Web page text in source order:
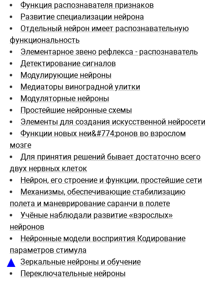
Функция распознавателя признаков
Развитие специализации нейрона
Отдельный нейрон имеет распознавательную
функциональность
Элементарное звено рефлекса - распознаватель
Детектирование сигналов
Модулирующие нейроны
Медиаторы виноградной улитки
Модуляторные нейроны
Простейшие нейронные схемы
Элементы для создания искусственной нейросети
Функции новых неи&#774;ронов во взрослом
мозге
Для принятия решений бывает достаточно всего
двух нервных клеток
Нейрон, его строение и функции, простейшие сети
Механизмы, обеспечивающие стабилизацию
полета и маневрирование саранчи в полете
Учёные наблюдали развитие «взрослых»
нейронов
Нейронные модели восприятия Кодирование
параметров стимула
Зеркальные нейроны и обучение
Переключательные нейроны
▲